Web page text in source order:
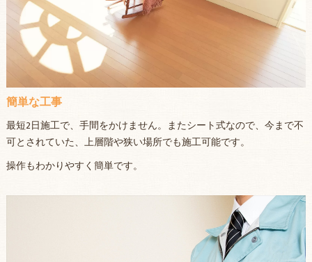
簡単な工事
最短2日施工で、手間をかけません。またシート式なので、今まで不
可とされていた、上層階や狭い場所でも施工可能です。
操作もわかりやすく簡単です。